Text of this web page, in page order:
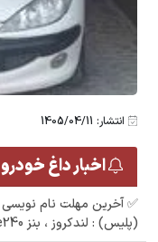
انتشار: 1405/04/11
اخبار داغ خودرو
(پلیس) : لندکروز ، بنز e240 و c240، کیا سراتو، نیسان